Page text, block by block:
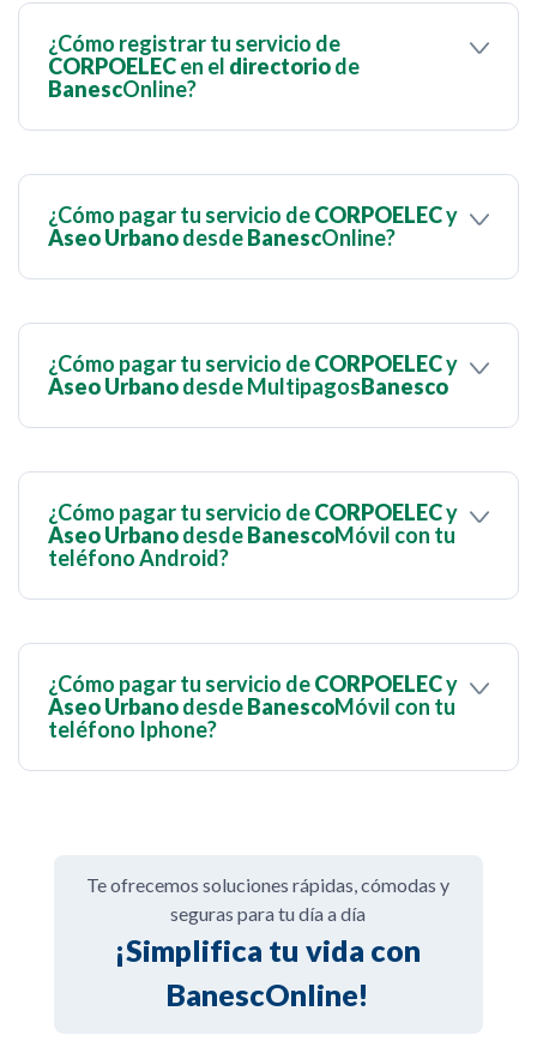
¿Cómo registrar tu servicio de
CORPOELECen el directoriode
BanescOnline?
¿Cómo pagar tu servicio deCORPOELECy
Aseo UrbanodesdeBanescOnline?
¿Cómo pagar tu servicio deCORPOELECy
Aseo Urbanodesde MultipagosBanesco
¿Cómo pagar tu servicio deCORPOELECy
Aseo UrbanodesdeBanescoMóvil con tu
teléfono Android?
¿Cómo pagar tu servicio deCORPOELECy
Aseo UrbanodesdeBanescoMóvil con tu
teléfono Iphone?
Te ofrecemos soluciones rápidas, cómodas y
seguras para tu día a día
¡Simplifica tu vida con
BanescOnline!